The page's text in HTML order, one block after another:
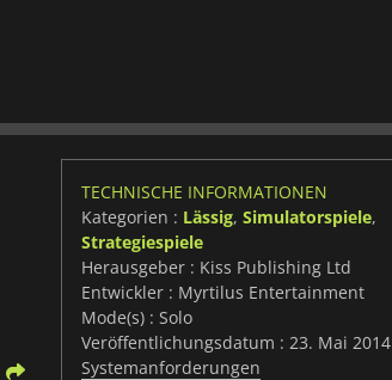
TECHNISCHE INFORMATIONEN
Kategorien : Lässig, Simulatorspiele,
Strategiespiele
Herausgeber : Kiss Publishing Ltd
Entwickler : Myrtilus Entertainment
Mode(s) : Solo
Veröffentlichungsdatum : 23. Mai 2014
Systemanforderungen